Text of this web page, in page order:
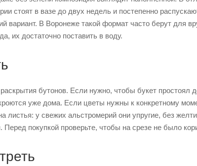
стоят в вазе до двух недель и постепенно
вариант. В Воронеже такой формат часто берут для
их достаточно поставить в воду.
бутонов. Если нужно, чтобы букет
уже дома. Если цветы нужны к конкретному
листья: у свежих альстромерий они упругие, без
Перед покупкой проверьте, чтобы на срезе не было